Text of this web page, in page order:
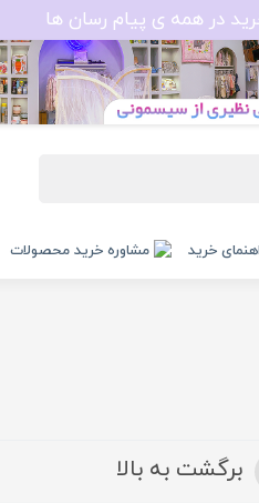
در همه ی پیام رسان ها
خرید مشاوره خرید محصولات
برگشت به بالا